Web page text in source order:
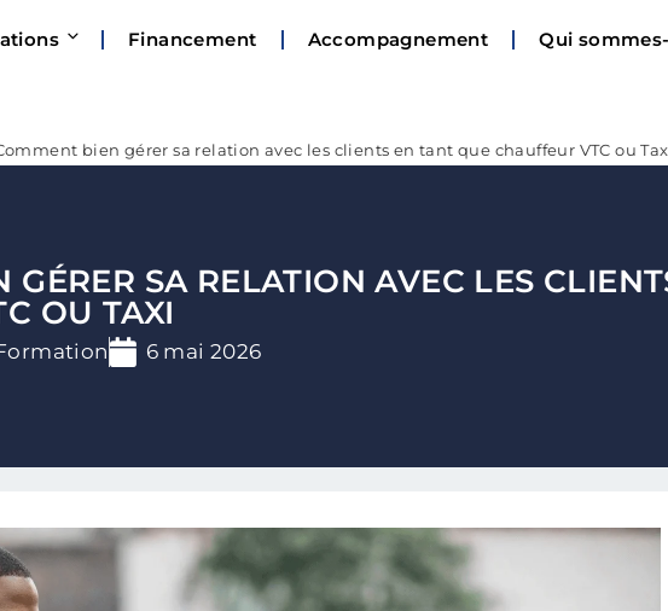
Financement Accompagnement Qui
bien gérer sa relation avec les clients en tant que chauffeur VTC ou
GÉRER SA RELATION AVEC LES
OU TAXI
6 mai 2026